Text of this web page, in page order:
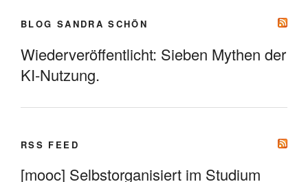
BLOG SANDRA SCHÖN
Wiederveröffentlicht: Sieben Mythen der
KI-Nutzung.
RSS FEED
[mooc] Selbstorganisiert im Studium